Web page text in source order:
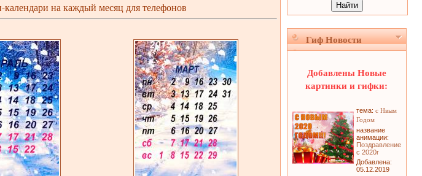
на каждый месяц для телефонов
Гиф Новости
Добавлены Новые
картинки и гифки:
тема: с Нвым
Годом
название
анимации:
Поздравление
с 2020г
Добавлена:
05.12.2019